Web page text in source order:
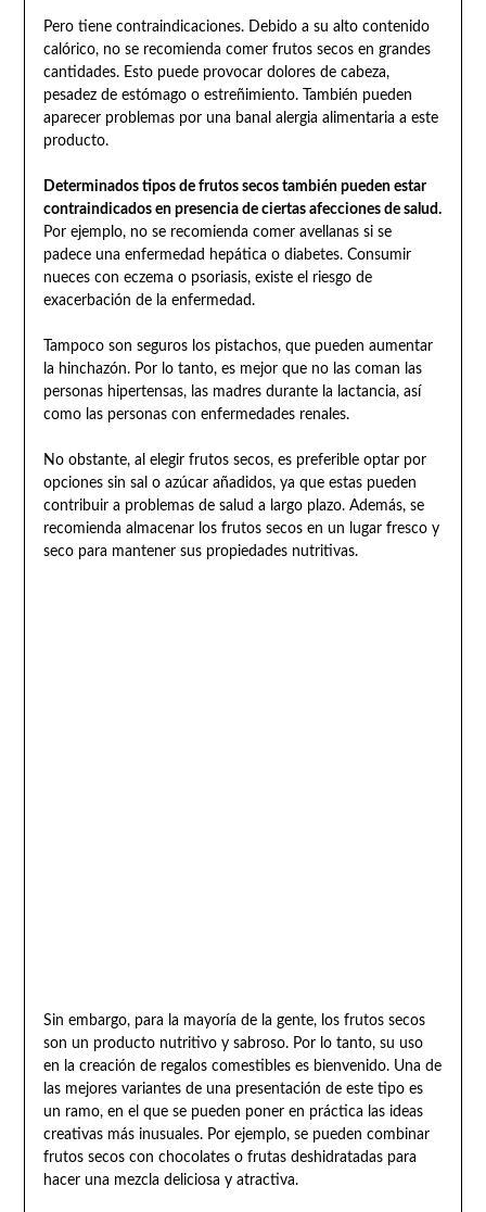
Pero tiene contraindicaciones. Debido a su alto contenido
calórico, no se recomienda comer frutos secos en grandes
cantidades. Esto puede provocar dolores de cabeza,
pesadez de estómago o estreñimiento. También pueden
aparecer problemas por una banal alergia alimentaria a este
producto.
Determinados tipos de frutos secos también pueden estar
contraindicados en presencia de ciertas afecciones de salud.
Por ejemplo, no se recomienda comer avellanas si se
padece una enfermedad hepática o diabetes. Consumir
nueces con eczema o psoriasis, existe el riesgo de
exacerbación de la enfermedad.
Tampoco son seguros los pistachos, que pueden aumentar
la hinchazón. Por lo tanto, es mejor que no las coman las
personas hipertensas, las madres durante la lactancia, así
como las personas con enfermedades renales.
No obstante, al elegir frutos secos, es preferible optar por
opciones sin sal o azúcar añadidos, ya que estas pueden
contribuir a problemas de salud a largo plazo. Además, se
recomienda almacenar los frutos secos en un lugar fresco y
seco para mantener sus propiedades nutritivas.
Sin embargo, para la mayoría de la gente, los frutos secos
son un producto nutritivo y sabroso. Por lo tanto, su uso
en la creación de regalos comestibles es bienvenido. Una de
las mejores variantes de una presentación de este tipo es
un ramo, en el que se pueden poner en práctica las ideas
creativas más inusuales. Por ejemplo, se pueden combinar
frutos secos con chocolates o frutas deshidratadas para
hacer una mezcla deliciosa y atractiva.